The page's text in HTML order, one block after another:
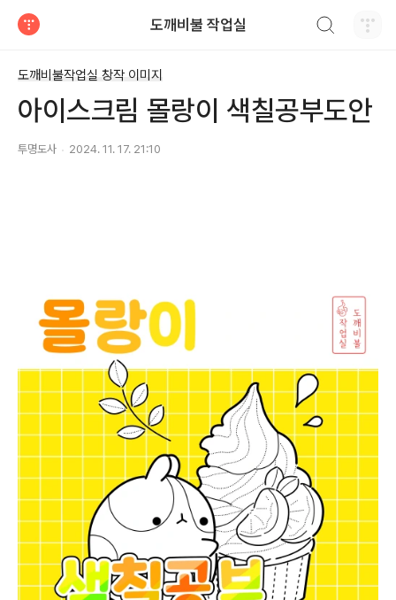
도깨비불 작업실
도깨비불작업실 창작 이미지
아이스크림 몰랑이 색칠공부도안
투명도사 2024. 11. 17. 21:10